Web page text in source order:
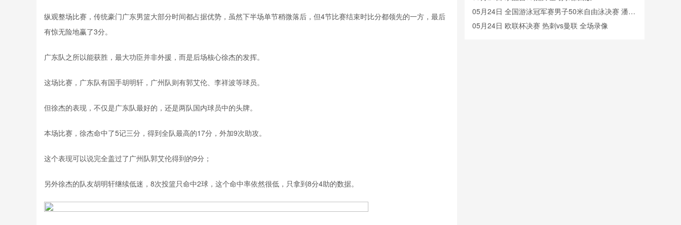
纵观整场比赛，传统豪门广东男篮大部分时间都占据优势，虽然下半场单节稍微落后，但4节比赛结束时比分都领先的一方，最后
有惊无险地赢了3分。
广东队之所以能获胜，最大功臣并非外援，而是后场核心徐杰的发挥。
这场比赛，广东队有国手胡明轩，广州队则有郭艾伦、李祥波等球员。
但徐杰的表现，不仅是广东队最好的，还是两队国内球员中的头牌。
本场比赛，徐杰命中了5记三分，得到全队最高的17分，外加9次助攻。
这个表现可以说完全盖过了广州队郭艾伦得到的9分；
另外徐杰的队友胡明轩继续低迷，8次投篮只命中2球，这个命中率依然很低，只拿到8分4助的数据。
05月24日 全国游泳冠军赛男子50米自由泳决赛 潘展
乐 全场录像回放
05月24日 欧联杯决赛 热刺vs曼联 全场录像